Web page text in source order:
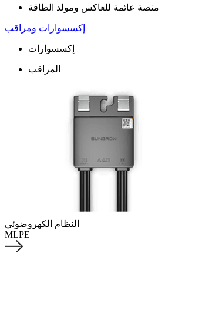
منصة عائمة للعاكس ومولد الطاقة
إكسسوارات ومراقب
إكسسوارات
المراقب
النظام الكهروضوئي
MLPE